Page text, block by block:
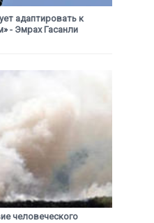
адаптировать к
- Эмрах Гасанли
человеческого